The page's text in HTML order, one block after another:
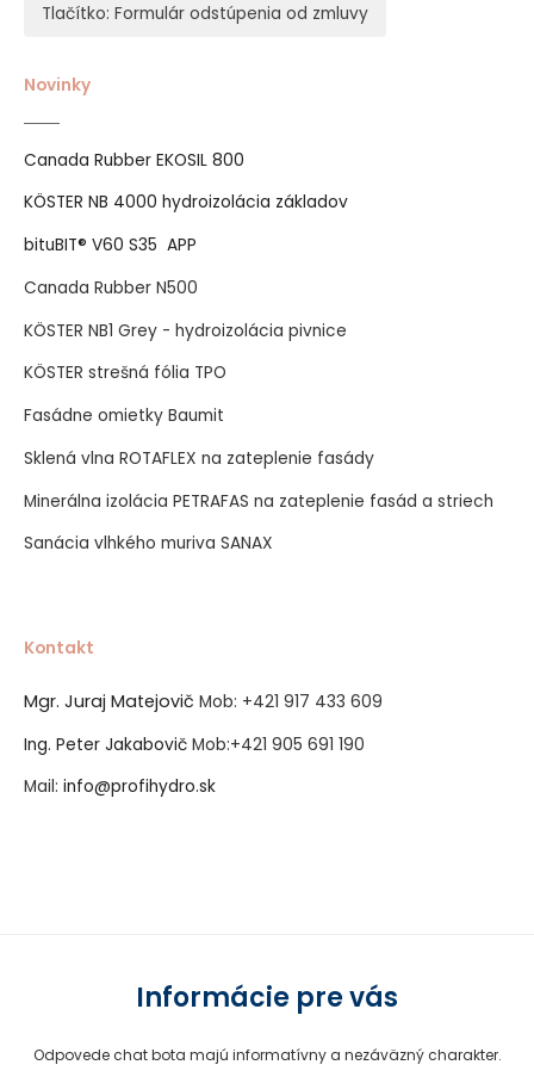
Tlačítko: Formulár odstúpenia od zmluvy
Novinky
Canada Rubber EKOSIL 800
KÖSTER NB 4000 hydroizolácia základov
bituBIT® V60 S35 APP
Canada Rubber N500
KÖSTER NB1 Grey - hydroizolácia pivnice
KÖSTER strešná fólia TPO
Fasádne omietky Baumit
Sklená vlna ROTAFLEX na zateplenie fasády
Minerálna izolácia PETRAFAS na zateplenie fasád a striech
Sanácia vlhkého muriva SANAX
Kontakt
Mgr. Juraj Matejovič Mob: +421 917 433 609
Ing. Peter Jakabovič Mob:+421 905 691 190
Mail: info@profihydro.sk
Informácie pre vás
Odpovede chat bota majú informatívny a nezáväzný charakter.